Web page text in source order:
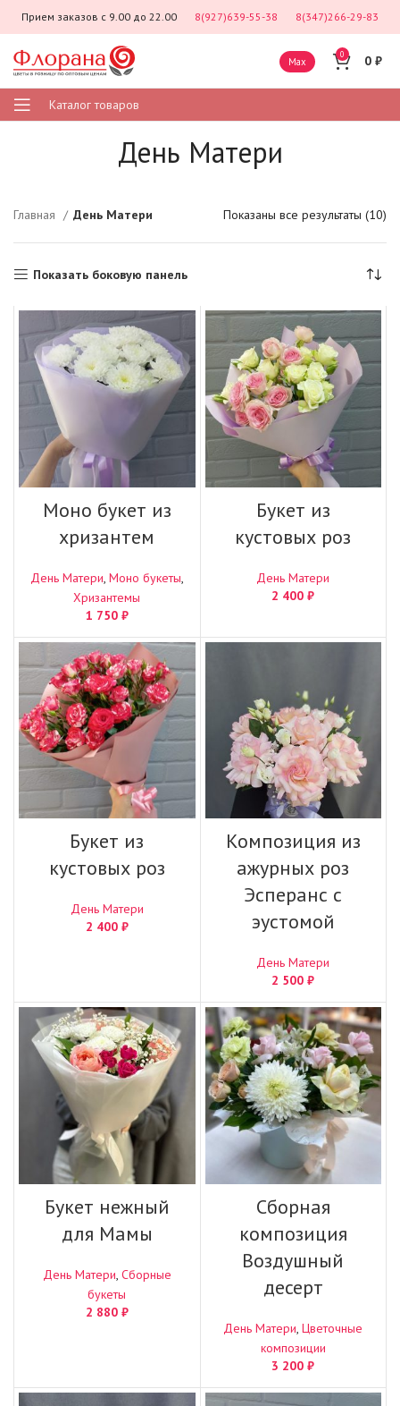
Прием заказов с 9.00 до 22.00 8(927)639-55-38 8(347)266-29-83
Max
0 0 ₽
Каталог товаров
День Матери
Главная День Матери Показаны все результаты (10)
Показать боковую панель
Моно букет из
хризантем
День Матери Моно букеты
Хризантемы
1 750 ₽
Букет из
кустовых роз
День Матери
2 400₽
Букет из
кустовых роз
День Матери
2 400 ₽
Композиция из
ажурных роз
Эсперанс с
эустомой
День Матери
2 500₽
Букет нежный
для Мамы
День Матери Сборные
букеты
2 880 ₽
Сборная
композиция
Воздушный
десерт
День Матери ,Цветочные
композиции
3 200₽